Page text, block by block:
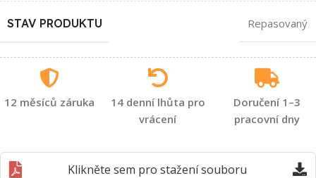
STAV PRODUKTU Repasovaný
12 měsíců záruka
14 denní lhůta pro
vrácení
Doručení 1–3
pracovní dny
Klikněte sem pro stažení souboru